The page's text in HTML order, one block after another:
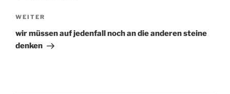
Nächster
Beitrag
WEITER
wir müssen auf jedenfall noch an die anderen steine
denken